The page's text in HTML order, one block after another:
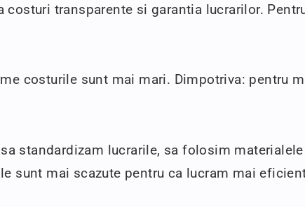
transparente si garantia lucrarilor.
costurile sunt mai mari. Dimpotriva: pentru
standardizam lucrarile, sa folosim
sunt mai scazute pentru ca lucram mai